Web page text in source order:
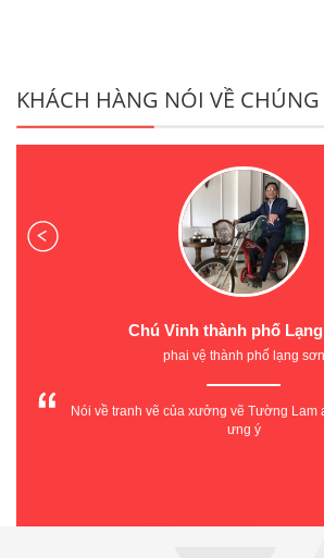
KHÁCH HÀNG NÓI VỀ CHÚNG
Chị Thủy Hiệu Trưởng Trường
Trường Mầm non 20 - Công ty Cổ
Tôi rất hài lòng về tay nghề họa sỹ TƯỜNG